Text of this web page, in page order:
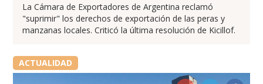
La Cámara de Exportadores de Argentina reclamó
"suprimir" los derechos de exportación de las peras y
manzanas locales. Criticó la última resolución de Kicillof.
ACTUALIDAD